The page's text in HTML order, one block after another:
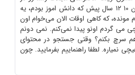
اختیار ما قرار می‌دید. من ۱۰ ۱۲ سال پیش که دانش اموز بودم، یه
که کاهی اوقات الان می‌خوام اون
می گردم اونو پیدا نمی‌کنم. نمی دونم
سرچ بکنم؟ وقتی جستجو در محتوای
نمیاره. لطفا راهنماییم بفرمایید. چون